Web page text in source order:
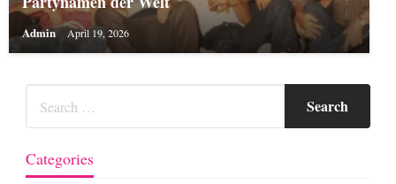
Admin April 19, 2026
Categories